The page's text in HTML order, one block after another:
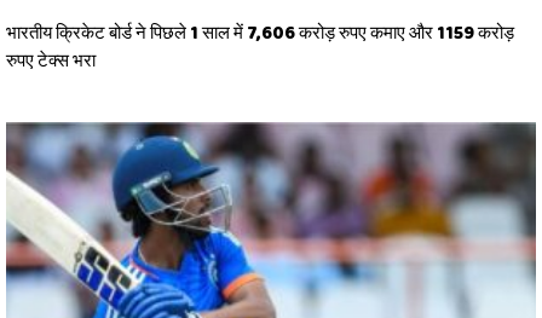
भारतीय क्रिकेट बोर्ड ने पिछले 1 साल में 7,606 करोड़ रुपए कमाए और 1159 करोड़
रुपए टेक्स भरा